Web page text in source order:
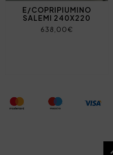
E/COPRIPIUMINO
SALEMI 240X220
638,00€